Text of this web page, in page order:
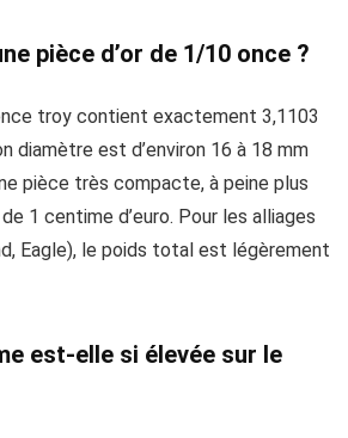
pièce d’or de 1/10 once ?
troy contient exactement 3,1103
diamètre est d’environ 16 à 18 mm
pièce très compacte, à peine plus
1 centime d’euro. Pour les alliages
Eagle), le poids total est légèrement
est-elle si élevée sur le